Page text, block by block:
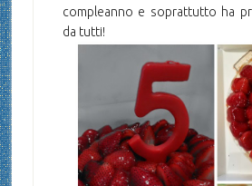
compleanno e soprattutto ha
da tutti!